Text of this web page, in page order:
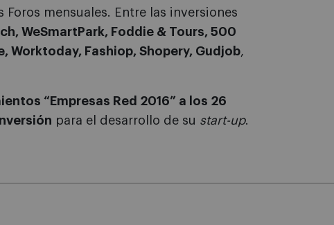
mensuales. Entre las inversiones
WeSmartPark, Foddie & Tours, 500
Worktoday, Fashiop, Shopery, Gudjob,
“Empresas Red 2016” a los 26
para el desarrollo de su start-up.